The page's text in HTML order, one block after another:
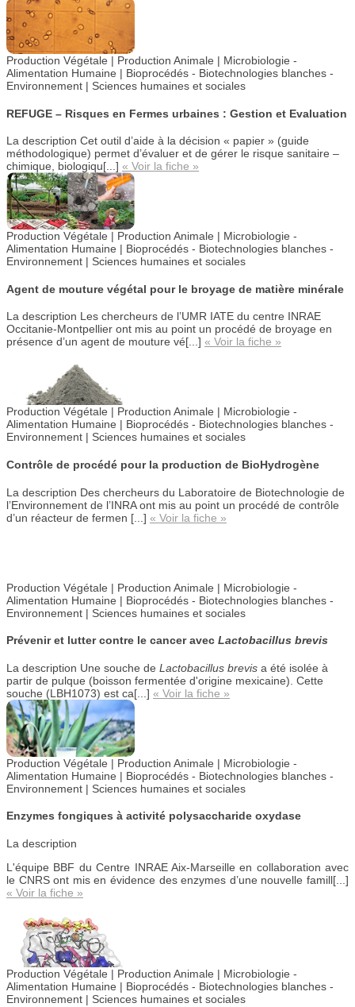
Production Végétale | Production Animale | Microbiologie -
Alimentation Humaine | Bioprocédés - Biotechnologies blanches -
Environnement | Sciences humaines et sociales
REFUGE – Risques en Fermes urbaines : Gestion et Evaluation
La description Cet outil d’aide à la décision « papier » (guide
méthodologique) permet d’évaluer et de gérer le risque sanitaire –
chimique, biologiqu[...] « Voir la fiche »
Production Végétale | Production Animale | Microbiologie -
Alimentation Humaine | Bioprocédés - Biotechnologies blanches -
Environnement | Sciences humaines et sociales
Agent de mouture végétal pour le broyage de matière minérale
La description Les chercheurs de l’UMR IATE du centre INRAE
Occitanie-Montpellier ont mis au point un procédé de broyage en
présence d’un agent de mouture vé[...] « Voir la fiche »
Production Végétale | Production Animale | Microbiologie -
Alimentation Humaine | Bioprocédés - Biotechnologies blanches -
Environnement | Sciences humaines et sociales
Contrôle de procédé pour la production de BioHydrogène
La description Des chercheurs du Laboratoire de Biotechnologie de
l’Environnement de l’INRA ont mis au point un procédé de contrôle
d’un réacteur de fermen [...] « Voir la fiche »
Production Végétale | Production Animale | Microbiologie -
Alimentation Humaine | Bioprocédés - Biotechnologies blanches -
Environnement | Sciences humaines et sociales
Prévenir et lutter contre le cancer avec Lactobacillus brevis
La description Une souche de Lactobacillus brevis a été isolée à
partir de pulque (boisson fermentée d'origine mexicaine). Cette
souche (LBH1073) est ca[...] « Voir la fiche »
Production Végétale | Production Animale | Microbiologie -
Alimentation Humaine | Bioprocédés - Biotechnologies blanches -
Environnement | Sciences humaines et sociales
Enzymes fongiques à activité polysaccharide oxydase
La description
L'équipe BBF du Centre INRAE Aix-Marseille en collaboration avec
le CNRS ont mis en évidence des enzymes d’une nouvelle famill[...]
« Voir la fiche »
Production Végétale | Production Animale | Microbiologie -
Alimentation Humaine | Bioprocédés - Biotechnologies blanches -
Environnement | Sciences humaines et sociales